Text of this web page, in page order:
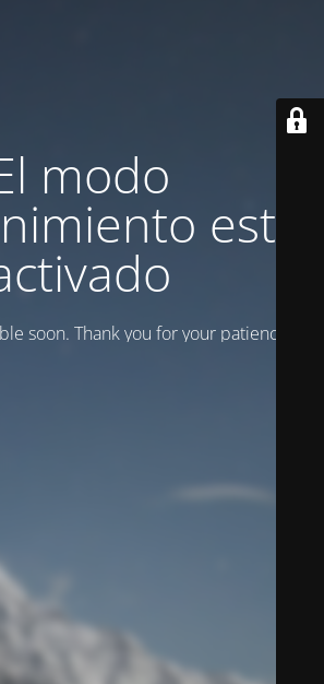
modo
está
soon. Thank you for your patience!